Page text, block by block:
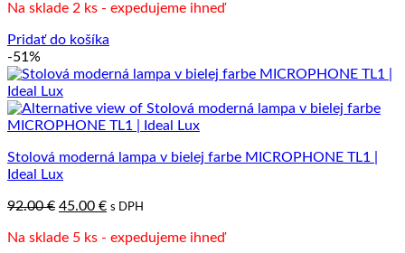
bola:
je:
Na sklade 2 ks - expedujeme ihneď
Pridať do košíka
-51%
Stolová moderná lampa v bielej farbe MICROPHONE TL1 |
Ideal Lux
92.00€ Pôvodná
bola:
45.00 €Aktuálna
je:
s DPH
Na sklade 5 ks - expedujeme ihneď